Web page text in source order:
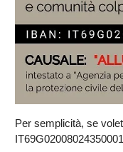
Per semplicità, se